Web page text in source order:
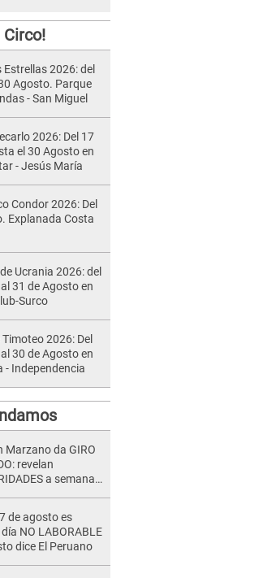
Circo!
Estrellas 2026: del
Agosto. Parque
- San Miguel
2026: Del 17
el 30 Agosto en
- Jesús María
Condor 2026: Del
Explanada Costa
Ucrania 2026: del
31 de Agosto en
Surco
2026: Del
30 de Agosto en
- Independencia
Marzano da GIRO
revelan
a semanas
de agosto es
día NO LABORABLE
dice El Peruano